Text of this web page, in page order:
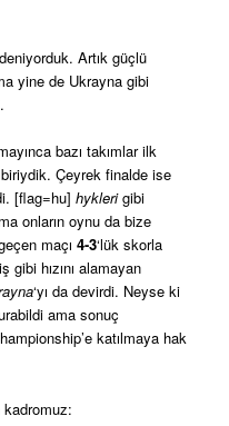
Artık güçlü
yine de Ukrayna gibi
bazı takımlar ilk
Çeyrek finalde ise
[flag=hu]hyklerigibi
onların oynu da bize
maçı4-3‘lük skorla
hızını alamayan
‘yı da devirdi. Neyse ki
ama sonuç
katılmaya hak